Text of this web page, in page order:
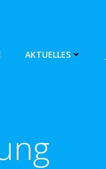
AKTUELLES